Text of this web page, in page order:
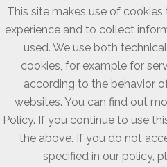
This site makes use of
experience and to collect
used. We use both
cookies, for example for
according to the behavior
websites. You can find out
Policy. If you continue to use
the above. If you do not
specified in our policy,